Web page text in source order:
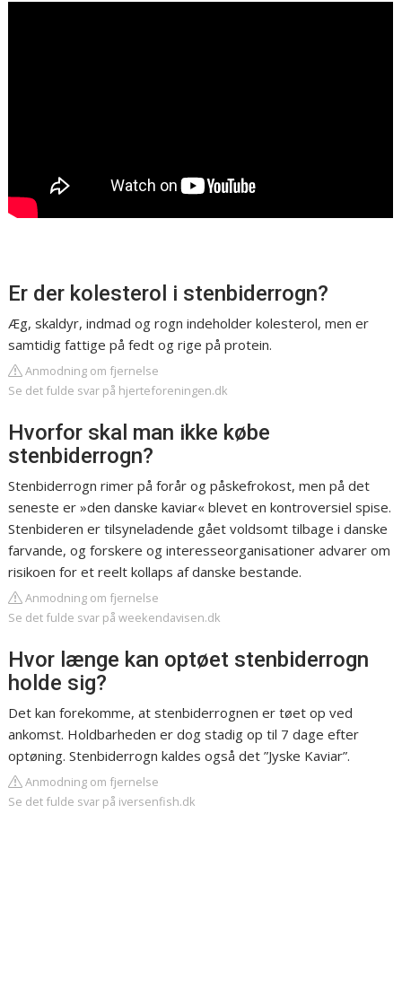
Er der kolesterol i stenbiderrogn?
Æg, skaldyr, indmad og rogn indeholder kolesterol, men er
samtidig fattige på fedt og rige på protein.
Anmodning om fjernelse
Se det fulde svar på hjerteforeningen.dk
Hvorfor skal man ikke købe
stenbiderrogn?
Stenbiderrogn rimer på forår og påskefrokost, men på det
seneste er »den danske kaviar« blevet en kontroversiel spise.
Stenbideren er tilsyneladende gået voldsomt tilbage i danske
farvande, og forskere og interesseorganisationer advarer om
risikoen for et reelt kollaps af danske bestande.
Anmodning om fjernelse
Se det fulde svar på weekendavisen.dk
Hvor længe kan optøet stenbiderrogn
holde sig?
Det kan forekomme, at stenbiderrognen er tøet op ved
ankomst. Holdbarheden er dog stadig op til 7 dage efter
optøning. Stenbiderrogn kaldes også det ”Jyske Kaviar”.
Anmodning om fjernelse
Se det fulde svar på iversenfish.dk